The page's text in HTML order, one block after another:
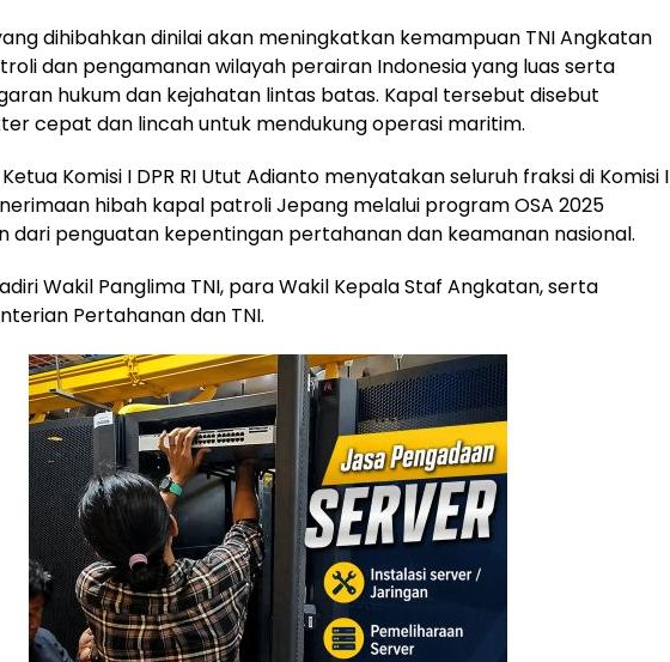
dihibahkan dinilai akan meningkatkan kemampuan TNI Angkatan
dan pengamanan wilayah perairan Indonesia yang luas serta
hukum dan kejahatan lintas batas. Kapal tersebut disebut
cepat dan lincah untuk mendukung operasi maritim.
Komisi I DPR RI Utut Adianto menyatakan seluruh fraksi di Komisi I
hibah kapal patroli Jepang melalui program OSA 2025
dari penguatan kepentingan pertahanan dan keamanan nasional.
Wakil Panglima TNI, para Wakil Kepala Staf Angkatan, serta
Pertahanan dan TNI.